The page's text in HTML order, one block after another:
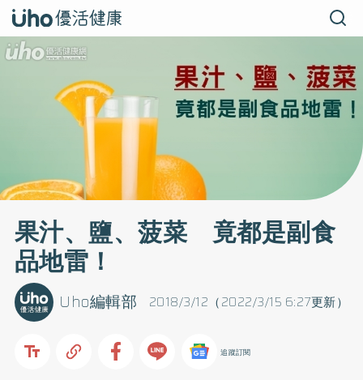
果汁、鹽、菠菜 竟都是副食
品地雷！
2018/3/12（2022/3/15 6:27更新）
Uho編輯部
追蹤訂閱